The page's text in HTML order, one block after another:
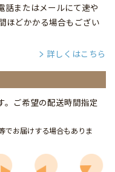
話またはメールにて速や
ほどかかる場合もござい
詳しくはこちら
。ご希望の配送時間指定
でお届けする場合もありま